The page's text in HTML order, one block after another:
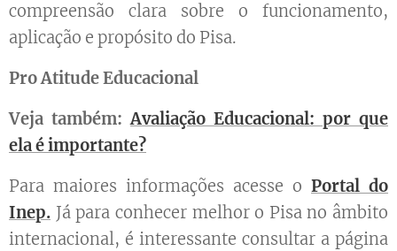
compreensão clara sobre o funcionamento,
aplicação e propósito do Pisa.
Pro Atitude Educacional
Veja também:Avaliação Educacional: por que
ela é importante?
Para maiores informações acesse o Portal do
Inep. Já para conhecer melhor o Pisa no âmbito
internacional, é interessante consultar a página